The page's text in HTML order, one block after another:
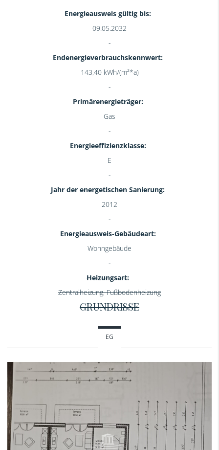
Energieausweis gültig bis:
09.05.2032
Endenergieverbrauchskennwert:
143,40 kWh/(m²*a)
Primärenergieträger:
Gas
Energieeffizienzklasse:
E
Jahr der energetischen Sanierung:
2012
Energieausweis-Gebäudeart:
Wohngebäude
Heizungsart:
Zentralheizung, Fußbodenheizung
GRUNDRISSE
EG